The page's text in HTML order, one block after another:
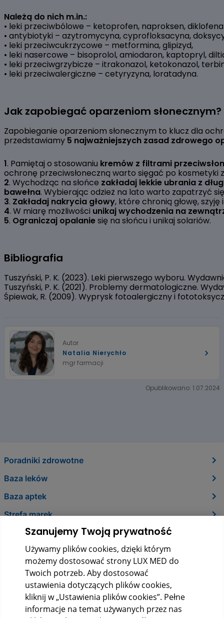
Należą do nich m.in.:
• leki przeciwbólowe – ketoprofen, naproksen,
• antybiotyki – azytromycyna, cyprofloksacyna,
• leki przeciwcukrzycowe – metformina, glipizyd,
• leki nasercowe – bisoprolol, amiodaron, kaptopryl,
• leki przeciwgrzybicze – itrakonazol, ketokonazol,
• leki przeciwalergiczne – cetyryzyna, loratadyna.
Jak zapobiegać oparzeniom słonecznym?
Zapobieganie oparzeniom słonecznym to klucz dla
przedstawiamy 5 najważniejszych zasad zdrowego
1. Pamiętaj o stosowaniu kremów z filtrami
ochronę przeciwsłoneczną warto sięgać po kosmetyki
2. Wychodząc na słońce zakładaj lekkie ubrania z
bawełna. Wybierając odzież na lato warto zapatrzyć
3. Zakładaj nakrycia głowy, które chronią głowę,
4. W miarę możliwości unikaj wychodzenia na
5. Ograniczaj opalaniesię na słońcu i unikaj solariów.
Bibliografia
Tuszyński, P. K. (2023). Leki pierwszego wyboru.
Tuszyński, P. K. (2021). Problemy dermatologiczne.
Śpiewak, R. (2009). Wyprysk fotoalergiczny i
Autor
Natalia Nierychło
mgr farmacji
Opublikowano: 1.07.2024
Poradniki zdrowotne
Baza leków
Baza aptek
Strefa marek
O nas
Kontakt
Szanujemy Twoją prywatność
Używamy plików cookies, dzięki którym
możemy dostosować strony LUX MED do
Twoich potrzeb. Aby dostosować
ustawienia dotyczących plików cookies,
kliknij w „Ustawienia plików cookies”. Pełne
informacje na temat używanych przez nas